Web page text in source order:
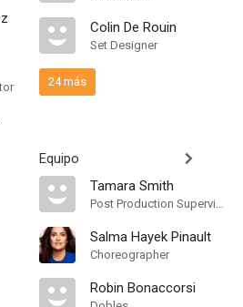
Colin De Rouin
Set Designer
24 más
Equipo
Tamara Smith
Post Production Supervisor
Salma Hayek Pinault
Choreographer
Robin Bonaccorsi